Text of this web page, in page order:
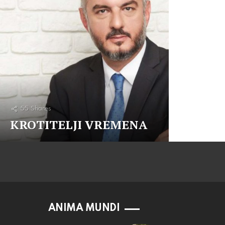
55 Shares
KROTITELJI VREMENA
ANIMA MUNDI